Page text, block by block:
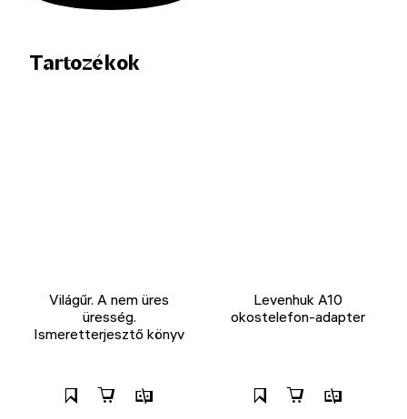
Tartozékok
Világűr. A nem üres
üresség.
Ismeretterjesztő könyv
Levenhuk A10
okostelefon-adapter